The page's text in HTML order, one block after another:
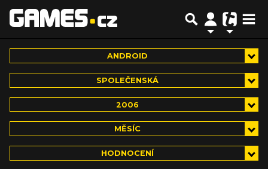
ANDROID
SPOLEČENSKÁ
2006
MĚSÍC
HODNOCENÍ